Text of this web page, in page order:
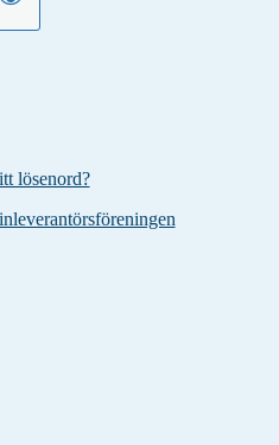
lösenord?